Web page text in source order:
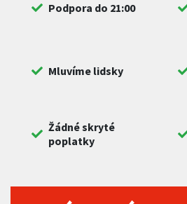
Podpora do 21:00
Mluvíme lidsky
Žádné skryté
poplatky